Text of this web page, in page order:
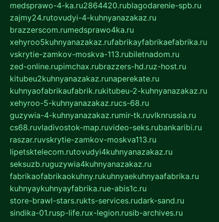
medsprawo-4-ka.ru2864420.rublagodarenie-spb.ru
zajmy24.rutovudyi-4-kuhnyanazakaz.ru
brazzerscom.rumedsprawo4ka.ru
xehyroo5kuhnyanazakaz.rufabrikayfabrikaefabrika.ru
vskrytie-zamkov-moskva-113.rubiletnadom.ru
zed-online.rupimchax.rubrazzers-hd.ruz-host.ru
kitubeu2kuhnyanazakaz.runaperekate.ru
kuhnyaofabrikaufabrik.rukitubeu-2-kuhnyanazakaz.ru
xehyroo-5-kuhnyanazakaz.rucs-68.ru
guzywia-4-kuhnyanazakaz.rumir-tk.ruvlknrussia.ru
cs68.ruvladivostok-map.ruvideo-seks.rubankaribi.ru
raszar.ruvskrytie-zamkov-moskva113.ru
lipetsktelecom.rutovudyi4kuhnyanazakaz.ru
seksuzb.ruguzywia4kuhnyanazakaz.ru
fabrikaofabrikaokuhny.rukuhnyaekuhnyaafabrika.ru
kuhnyaykuhnyayfabrika.rue-abis1c.ru
store-brawl-stars.rukts-services.rudark-sand.ru
sindika-01.rusp-life.rux-legion.rusib-archives.ru